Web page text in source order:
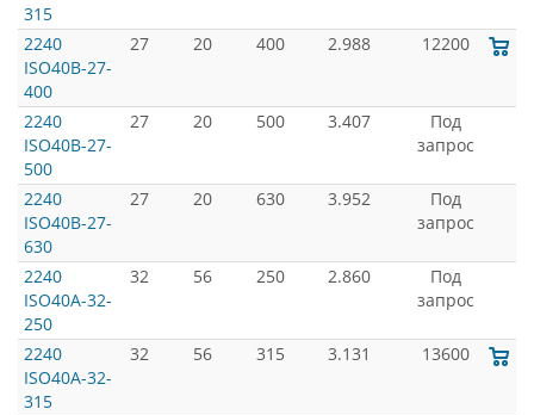
315
2240
ISO40B-27-
400
27 20 400 2.988 12200
2240
ISO40B-27-
500
27 20 500 3.407
Под
запрос
2240
ISO40B-27-
630
27 20 630 3.952
Под
запрос
2240
ISO40A-32-
250
32 56 250 2.860
Под
запрос
2240
ISO40A-32-
315
32 56 315 3.131 13600